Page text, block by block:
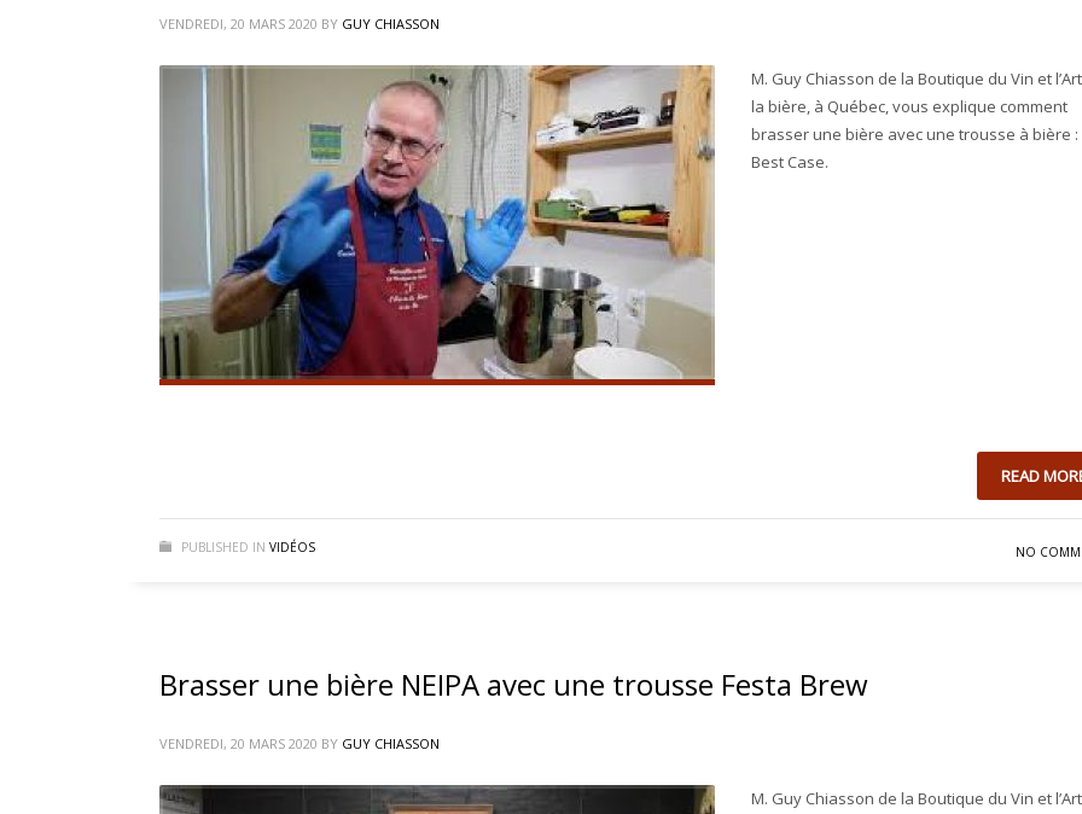
VENDREDI, 20 MARS 2020 BY GUY CHIASSON
M. Guy Chiasson de la Boutique du Vin et
la bière, à Québec, vous explique comment
brasser une bière avec une trousse à bière :
Best Case.
READ
PUBLISHED IN VIDÉOS NO
Brasser une bière NEIPA avec une trousse Festa Brew
VENDREDI, 20 MARS 2020 BY GUY CHIASSON
M. Guy Chiasson de la Boutique du Vin et